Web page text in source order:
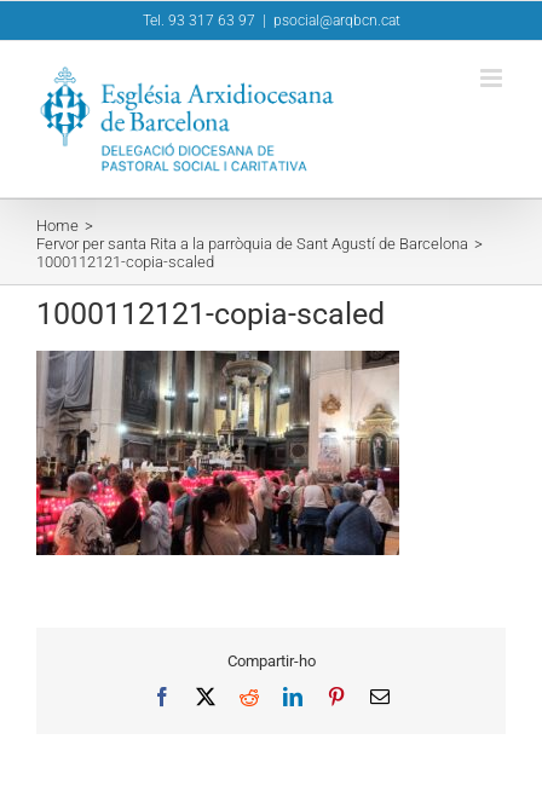
to
Tel. 93 317 63 97 psocial@arqbcn.cat
Home
Fervor per santa Rita a la parròquia de Sant Agustí de Barcelona
1000112121-copia-scaled
1000112121-copia-scaled
Compartir-ho
Facebook RedditLinkedInPinterestEmail